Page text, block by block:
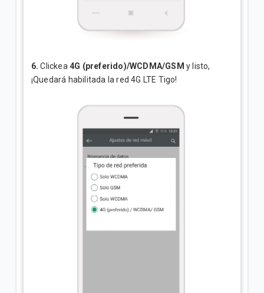
6. Clickea4G (preferido)/WCDMA/GSMy listo,
¡Quedará habilitada la red 4G LTE Tigo!